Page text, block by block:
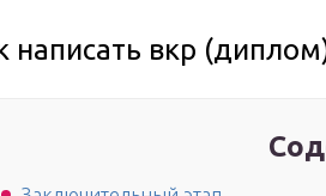
написать вкр